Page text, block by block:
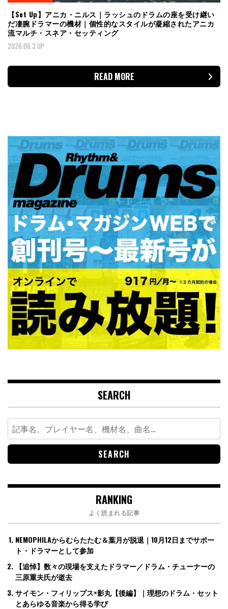
【Set Up】アニカ・ニルス｜ラッシュのドラムの座を受け継い
だ凄腕ドラマーの機材｜個性的なスタイルが凝縮されたアニカ
流マルチ・スネア・セッティング
2026.06.3 UP
READ MORE
SEARCH
Search
for:
RANKING
よく読まれる記事
NEMOPHILAからむらたたむ＆葉月が脱退｜10月12日までサポー
ト・ドラマーとして参加
【追悼】数々の現場を支えたドラマー／ドラム・チューナーの
三原重夫氏が逝去
サイモン・フィリップス×影丸【後編】｜理想のドラム・セット
とあらゆる音楽から得る学び